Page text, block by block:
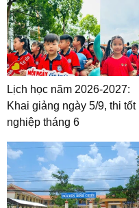
Lịch học năm 2026-2027:
Khai giảng ngày 5/9, thi tốt
nghiệp tháng 6